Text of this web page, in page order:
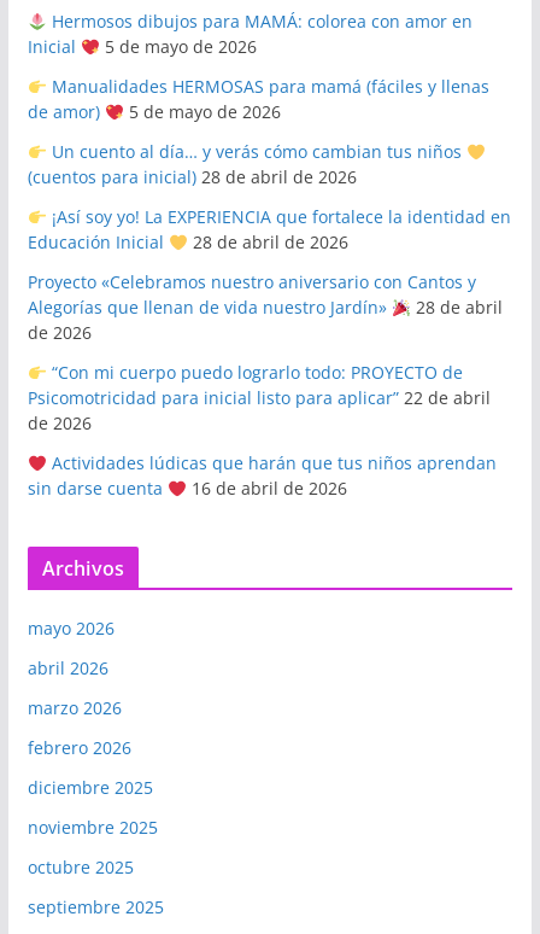
Hermosos dibujos para MAMÁ: colorea con amor en
Inicial
5 de mayo de 2026
Manualidades HERMOSAS para mamá (fáciles y llenas
de amor)
5 de mayo de 2026
Un cuento al día… y verás cómo cambian tus niños
(cuentos para inicial) 28 de abril de 2026
¡Así soy yo! La EXPERIENCIA que fortalece la identidad en
Educación Inicial
28 de abril de 2026
Proyecto «Celebramos nuestro aniversario con Cantos y
Alegorías que llenan de vida nuestro Jardín»
28 de abril
de 2026
“Con mi cuerpo puedo lograrlo todo: PROYECTO de
Psicomotricidad para inicial listo para aplicar” 22 de abril
de 2026
Actividades lúdicas que harán que tus niños aprendan
sin darse cuenta
16 de abril de 2026
Archivos
mayo 2026
abril 2026
marzo 2026
febrero 2026
diciembre 2025
noviembre 2025
octubre 2025
septiembre 2025